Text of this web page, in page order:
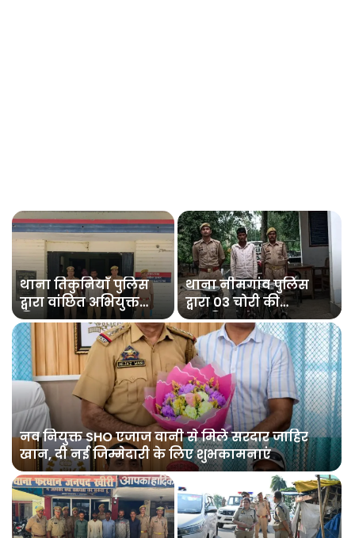
नव नियुक्त SHO एजाज वानी से मिले सरदार जाहिर
खान, दी नई जिम्मेदारी के लिए शुभकामनाएं
थाना तिकुनियाँ पुलिस
द्वारा वांछित अभियुक्त
गिरफ्तार
थाना नीमगांव पुलिस
द्वारा 03 चोरी की
साइकिलों के साथ 01
अभियुक्त गिरफ्तार